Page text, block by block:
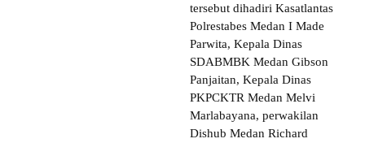
tersebut dihadiri Kasatlantas
Polrestabes Medan I Made
Parwita, Kepala Dinas
SDABMBK Medan Gibson
Panjaitan, Kepala Dinas
PKPCKTR Medan Melvi
Marlabayana, perwakilan
Dishub Medan Richard